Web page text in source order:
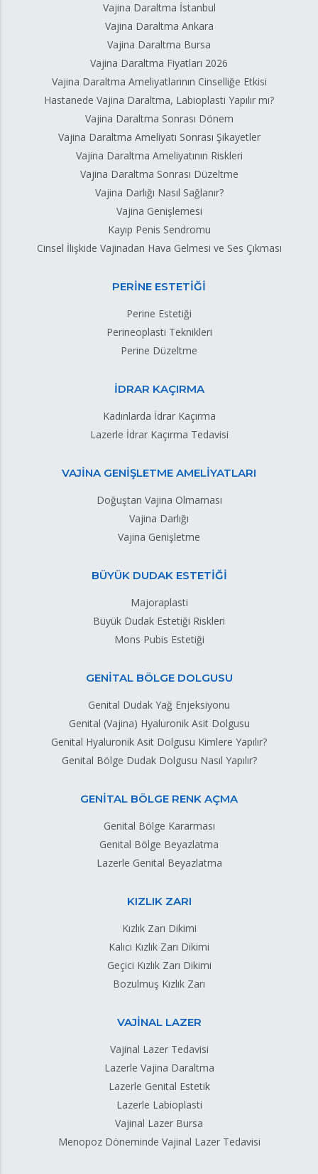
Vajina Daraltma İstanbul
Vajina Daraltma Ankara
Vajina Daraltma Bursa
Vajina Daraltma Fiyatları 2026
Vajina Daraltma Ameliyatlarının Cinselliğe Etkisi
Hastanede Vajina Daraltma, Labioplasti Yapılır mı?
Vajina Daraltma Sonrası Dönem
Vajina Daraltma Ameliyatı Sonrası Şikayetler
Vajina Daraltma Ameliyatının Riskleri
Vajina Daraltma Sonrası Düzeltme
Vajina Darlığı Nasıl Sağlanır?
Vajina Genişlemesi
Kayıp Penis Sendromu
Cinsel İlişkide Vajinadan Hava Gelmesi ve Ses Çıkması
PERİNE ESTETİĞİ
Perine Estetiği
Perineoplasti Teknikleri
Perine Düzeltme
İDRAR KAÇIRMA
Kadınlarda İdrar Kaçırma
Lazerle İdrar Kaçırma Tedavisi
VAJİNA GENİŞLETME AMELİYATLARI
Doğuştan Vajina Olmaması
Vajina Darlığı
Vajina Genişletme
BÜYÜK DUDAK ESTETİĞİ
Majoraplasti
Büyük Dudak Estetiği Riskleri
Mons Pubis Estetiği
GENİTAL BÖLGE DOLGUSU
Genital Dudak Yağ Enjeksiyonu
Genital (Vajina) Hyaluronik Asit Dolgusu
Genital Hyaluronik Asit Dolgusu Kimlere Yapılır?
Genital Bölge Dudak Dolgusu Nasıl Yapılır?
GENİTAL BÖLGE RENK AÇMA
Genital Bölge Kararması
Genital Bölge Beyazlatma
Lazerle Genital Beyazlatma
KIZLIK ZARI
Kızlık Zarı Dikimi
Kalıcı Kızlık Zarı Dikimi
Geçici Kızlık Zarı Dikimi
Bozulmuş Kızlık Zarı
VAJİNAL LAZER
Vajinal Lazer Tedavisi
Lazerle Vajina Daraltma
Lazerle Genital Estetik
Lazerle Labioplasti
Vajinal Lazer Bursa
Menopoz Döneminde Vajinal Lazer Tedavisi